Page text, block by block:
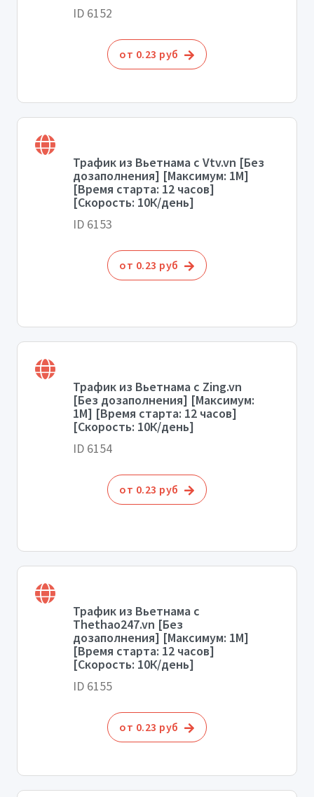
ID 6152
от 0.23 руб
Трафик из Вьетнама с Vtv.vn [Без
дозаполнения] [Максимум: 1М]
[Время старта: 12 часов]
[Скорость: 10К/день]
ID 6153
от 0.23 руб
Трафик из Вьетнама с Zing.vn
[Без дозаполнения] [Максимум:
1М] [Время старта: 12 часов]
[Скорость: 10К/день]
ID 6154
от 0.23 руб
Трафик из Вьетнама с
Thethao247.vn [Без
дозаполнения] [Максимум: 1М]
[Время старта: 12 часов]
[Скорость: 10К/день]
ID 6155
от 0.23 руб